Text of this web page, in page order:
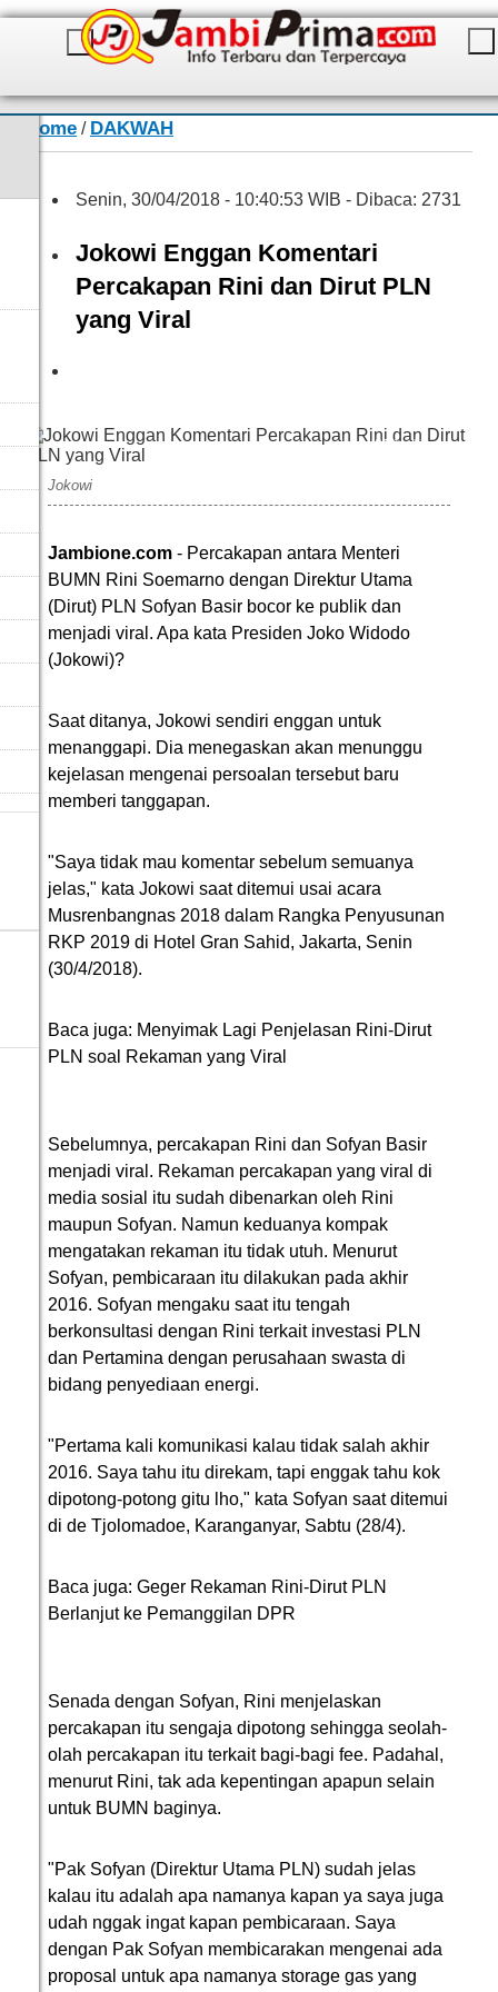
Home / DAKWAH
Senin, 30/04/2018 - 10:40:53 WIB - Dibaca: 2731
Jokowi Enggan Komentari
Percakapan Rini dan Dirut PLN
yang Viral
IST/Jambione.com
Jokowi
Jambione.com - Percakapan antara Menteri
BUMN Rini Soemarno dengan Direktur Utama
(Dirut) PLN Sofyan Basir bocor ke publik dan
menjadi viral. Apa kata Presiden Joko Widodo
(Jokowi)?
Saat ditanya, Jokowi sendiri enggan untuk
menanggapi. Dia menegaskan akan menunggu
kejelasan mengenai persoalan tersebut baru
memberi tanggapan.
"Saya tidak mau komentar sebelum semuanya
jelas," kata Jokowi saat ditemui usai acara
Musrenbangnas 2018 dalam Rangka Penyusunan
RKP 2019 di Hotel Gran Sahid, Jakarta, Senin
(30/4/2018).
Baca juga: Menyimak Lagi Penjelasan Rini-Dirut
PLN soal Rekaman yang Viral
Sebelumnya, percakapan Rini dan Sofyan Basir
menjadi viral. Rekaman percakapan yang viral di
media sosial itu sudah dibenarkan oleh Rini
maupun Sofyan. Namun keduanya kompak
mengatakan rekaman itu tidak utuh. Menurut
Sofyan, pembicaraan itu dilakukan pada akhir
2016. Sofyan mengaku saat itu tengah
berkonsultasi dengan Rini terkait investasi PLN
dan Pertamina dengan perusahaan swasta di
bidang penyediaan energi.
"Pertama kali komunikasi kalau tidak salah akhir
2016. Saya tahu itu direkam, tapi enggak tahu kok
dipotong-potong gitu lho," kata Sofyan saat ditemui
di de Tjolomadoe, Karanganyar, Sabtu (28/4).
Baca juga: Geger Rekaman Rini-Dirut PLN
Berlanjut ke Pemanggilan DPR
Senada dengan Sofyan, Rini menjelaskan
percakapan itu sengaja dipotong sehingga seolah-
olah percakapan itu terkait bagi-bagi fee. Padahal,
menurut Rini, tak ada kepentingan apapun selain
untuk BUMN baginya.
"Pak Sofyan (Direktur Utama PLN) sudah jelas
kalau itu adalah apa namanya kapan ya saya juga
udah nggak ingat kapan pembicaraan. Saya
dengan Pak Sofyan membicarakan mengenai ada
proposal untuk apa namanya storage gas yang